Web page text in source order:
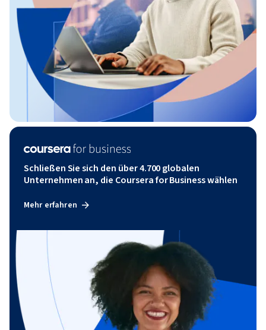
Schließen Sie sich den über 4.700 globalen
Unternehmen an, die Coursera for Business wählen
Mehr erfahren